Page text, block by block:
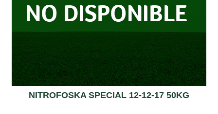
NITROFOSKA SPECIAL 12-12-17 50KG